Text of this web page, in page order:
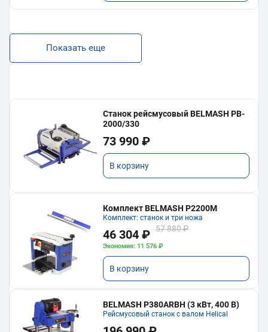
Показать еще
Станок рейсмусовый BELMASH PB-
2000/330
73 990 ₽
В корзину
Комплект BELMASH P2200M
Комплект: станок и три ножа
46 304 ₽ 57 880 ₽
Экономия: 11 576 ₽
В корзину
BELMASH P380ARBH (3 кВт, 400 В)
Рейсмусовый станок с валом Helical